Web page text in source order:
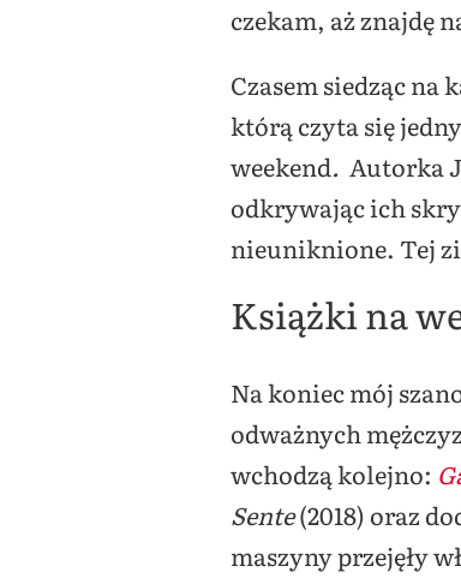
czekam, aż znajdę
Czasem siedząc
którą czyta się
weekend. Autorka
odkrywając ich
nieuniknione. Tej
Książki na
Na koniec mój
odważnych
wchodzą kolejno:
Sente(2018) oraz
maszyny przejęły